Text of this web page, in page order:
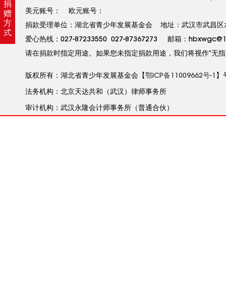
捐
赠
方
式
美元账号： 欧元账号：
捐款受理单位：湖北省青少年发展基金会 地址：武汉市武昌
爱心热线：027-87233550 027-87367273 邮箱：
请在捐款时指定用途。如果您未指定捐款用途，我们将视作”无
版权所有：湖北省青少年发展基金会【鄂ICP备11009662号-1 】
法务机构：北京天达共和（武汉）律师事务所
审计机构：武汉永隆会计师事务所（普通合伙）